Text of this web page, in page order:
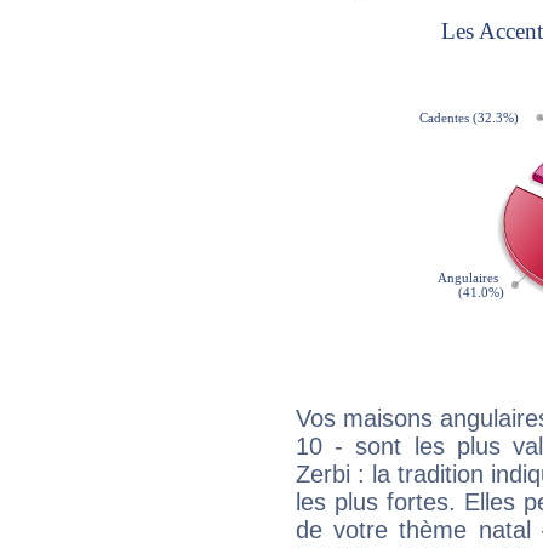
Vos maisons
10 - sont les plus
Zerbi : la tradition
les plus fortes. Elles
de votre thème natal